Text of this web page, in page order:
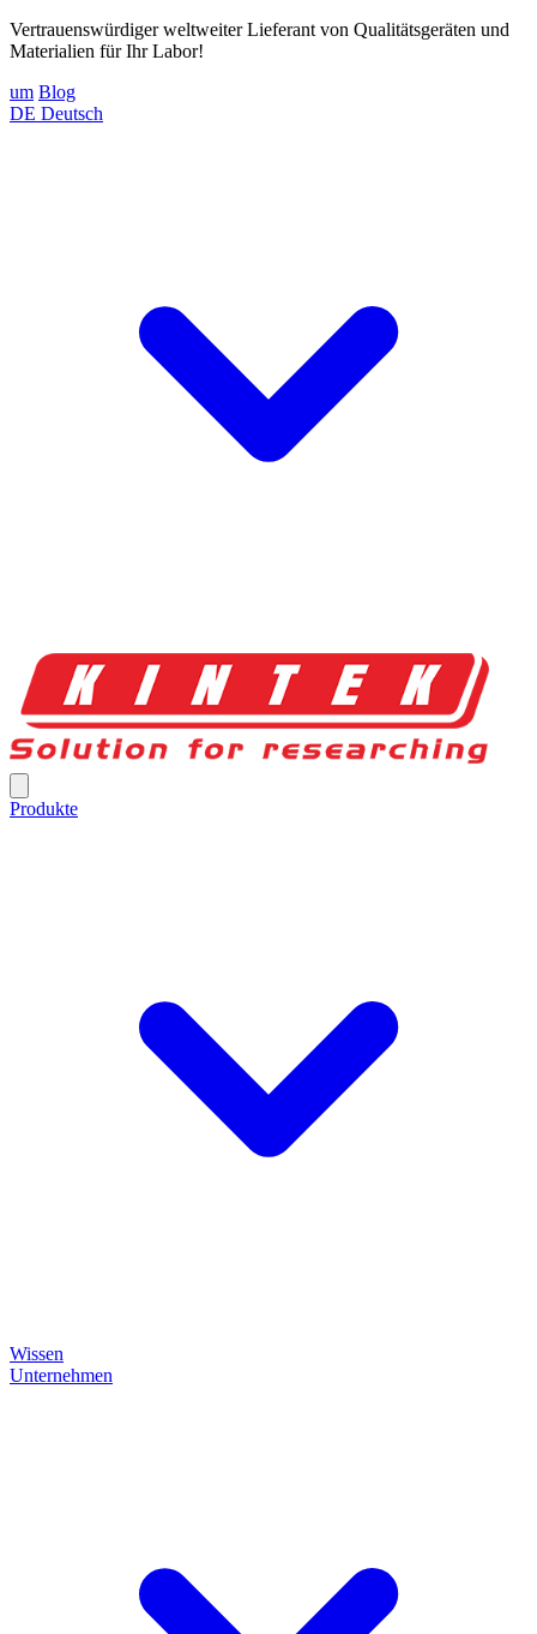
Vertrauenswürdiger weltweiter Lieferant von Qualitätsgeräten und
Materialien für Ihr Labor!
um Blog
DE Deutsch
Produkte
Wissen
Unternehmen